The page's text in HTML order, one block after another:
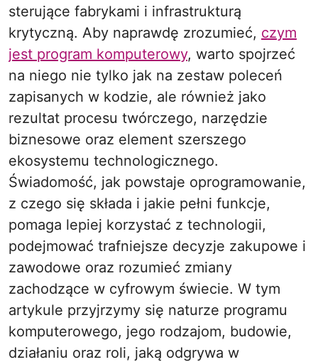
sterujące fabrykami i infrastrukturą
krytyczną. Aby naprawdę zrozumieć, czym
jest program komputerowy, warto spojrzeć
na niego nie tylko jak na zestaw poleceń
zapisanych w kodzie, ale również jako
rezultat procesu twórczego, narzędzie
biznesowe oraz element szerszego
ekosystemu technologicznego.
Świadomość, jak powstaje oprogramowanie,
z czego się składa i jakie pełni funkcje,
pomaga lepiej korzystać z technologii,
podejmować trafniejsze decyzje zakupowe i
zawodowe oraz rozumieć zmiany
zachodzące w cyfrowym świecie. W tym
artykule przyjrzymy się naturze programu
komputerowego, jego rodzajom, budowie,
działaniu oraz roli, jaką odgrywa w